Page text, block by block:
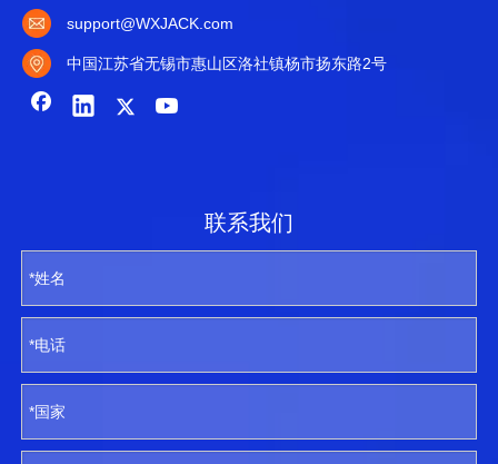
support@WXJACK.com
中国江苏省无锡市惠山区洛社镇杨市扬东路2号
联系我们